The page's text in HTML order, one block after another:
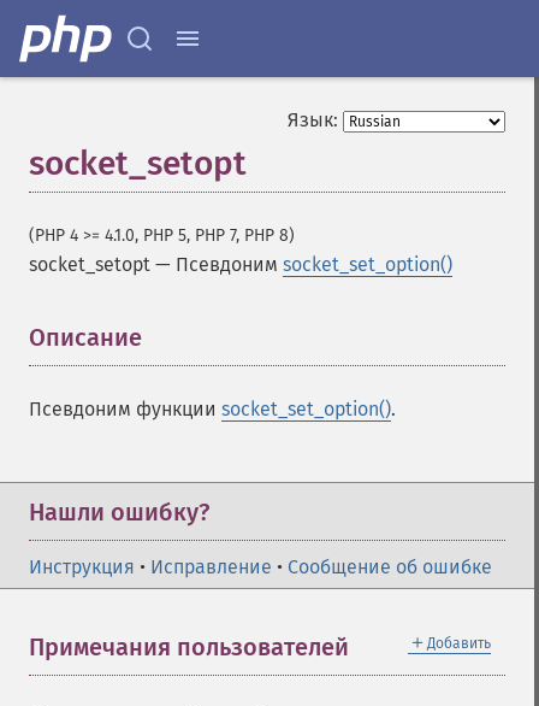
Язык:
socket_setopt
(PHP 4 >= 4.1.0, PHP 5, PHP 7, PHP 8)
socket_setopt — Псевдоним socket_set_option()
Описание
Псевдоним функции socket_set_option().
Нашли ошибку?
Инструкция • Исправление • Сообщение об ошибке
＋ Добавить
Примечания пользователей